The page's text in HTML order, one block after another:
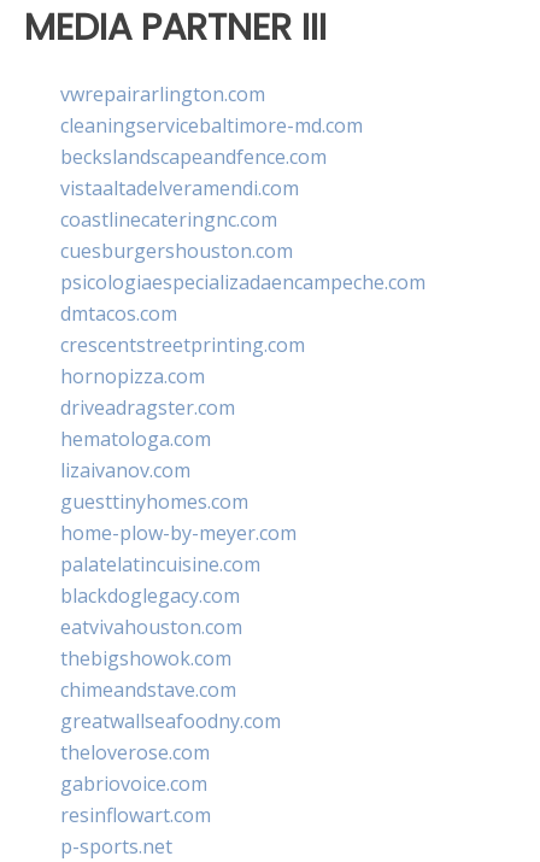
MEDIA PARTNER III
vwrepairarlington.com
cleaningservicebaltimore-md.com
beckslandscapeandfence.com
vistaaltadelveramendi.com
coastlinecateringnc.com
cuesburgershouston.com
psicologiaespecializadaencampeche.com
dmtacos.com
crescentstreetprinting.com
hornopizza.com
driveadragster.com
hematologa.com
lizaivanov.com
guesttinyhomes.com
home-plow-by-meyer.com
palatelatincuisine.com
blackdoglegacy.com
eatvivahouston.com
thebigshowok.com
chimeandstave.com
greatwallseafoodny.com
theloverose.com
gabriovoice.com
resinflowart.com
p-sports.net